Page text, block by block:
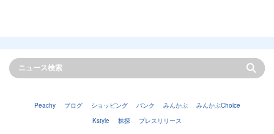
Peachy ブログ ショッピング バンク みんかぶ
みんかぶChoice
Kstyle
株探 プレスリリース